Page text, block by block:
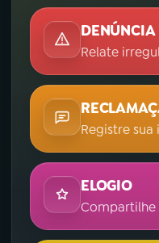
DENÚNCIA
Relate
Registre sua
ELOGIO